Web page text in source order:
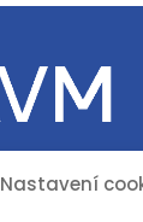
Nastavení